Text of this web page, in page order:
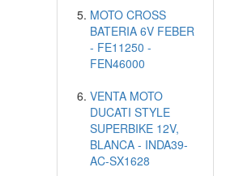
MOTO CROSS
BATERIA 6V FEBER
- FE11250 -
FEN46000
VENTA MOTO
DUCATI STYLE
SUPERBIKE 12V,
BLANCA - INDA39-
AC-SX1628